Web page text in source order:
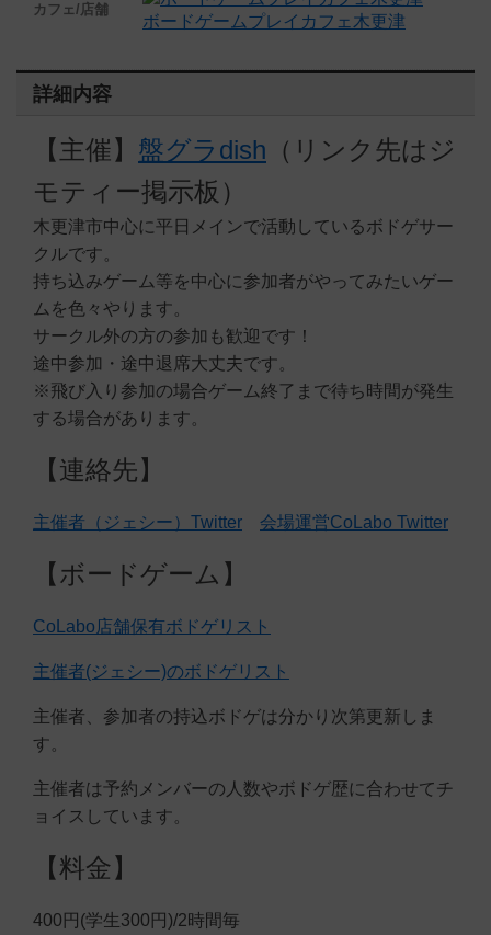
カフェ/店舗
ボードゲームプレイカフェ木更津
詳細内容
【主催】 盤グラdish （リンク先はジ
モティー掲示板）
木更津市中心に平日メインで活動しているボドゲサー
クルです。
持ち込みゲーム等を中心に参加者がやってみたいゲー
ムを色々やります。
サークル外の方の参加も歓迎です！
途中参加・途中退席大丈夫です。
※飛び入り参加の場合ゲーム終了まで待ち時間が発生
する場合があります。
【連絡先】
主催者（ジェシー）Twitter 会場運営CoLabo Twitter
【ボードゲーム】
CoLabo店舗保有ボドゲリスト
主催者(ジェシー)のボドゲリスト
主催者、参加者の持込ボドゲは分かり次第更新しま
す。
主催者は予約メンバーの人数やボドゲ歴に合わせてチ
ョイスしています。
【料金】
400円(学生300円)/2時間毎